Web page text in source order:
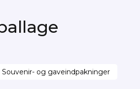
Souvenir- og gaveindpakninger